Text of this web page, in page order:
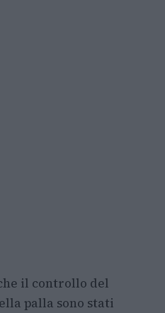
il controllo del
palla sono stati